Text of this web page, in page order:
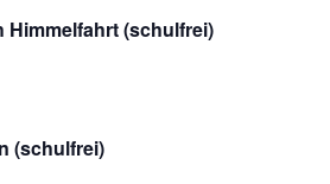
Himmelfahrt (schulfrei)
(schulfrei)